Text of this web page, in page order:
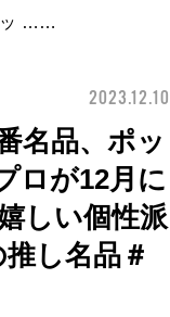
ッ ……
2023.12.10
名品、ポッ
ロが12月に
しい個性派
し名品＃